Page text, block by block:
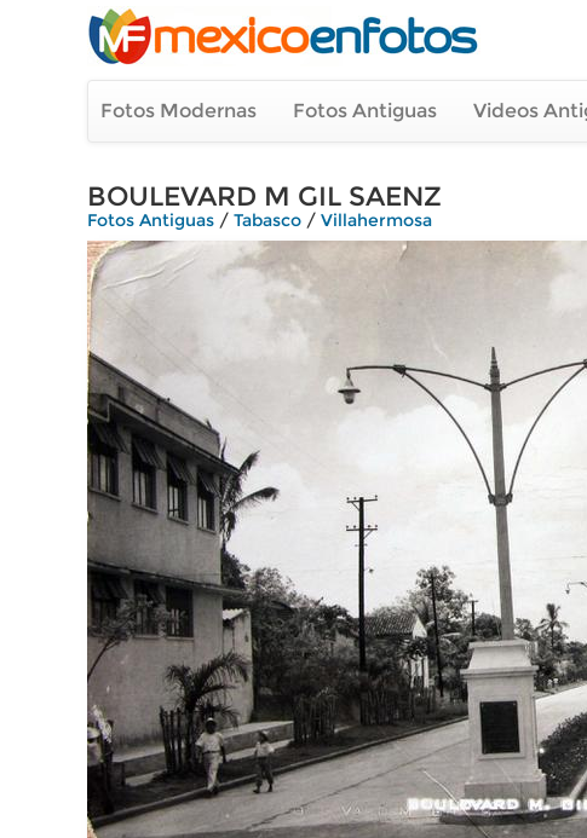
Fotos Modernas Fotos Antiguas Videos
BOULEVARD M GIL SAENZ
Fotos Antiguas / Tabasco / Villahermosa